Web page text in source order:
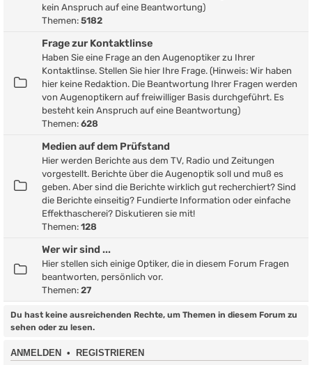
kein Anspruch auf eine Beantwortung)
Themen: 5182
Frage zur Kontaktlinse
Haben Sie eine Frage an den Augenoptiker zu Ihrer
Kontaktlinse. Stellen Sie hier Ihre Frage. (Hinweis: Wir haben
hier keine Redaktion. Die Beantwortung Ihrer Fragen werden
von Augenoptikern auf freiwilliger Basis durchgeführt. Es
besteht kein Anspruch auf eine Beantwortung)
Themen: 628
Medien auf dem Prüfstand
Hier werden Berichte aus dem TV, Radio und Zeitungen
vorgestellt. Berichte über die Augenoptik soll und muß es
geben. Aber sind die Berichte wirklich gut recherchiert? Sind
die Berichte einseitig? Fundierte Information oder einfache
Effekthascherei? Diskutieren sie mit!
Themen: 128
Wer wir sind ...
Hier stellen sich einige Optiker, die in diesem Forum Fragen
beantworten, persönlich vor.
Themen: 27
Du hast keine ausreichenden Rechte, um Themen in diesem Forum zu
sehen oder zu lesen.
ANMELDEN • REGISTRIEREN